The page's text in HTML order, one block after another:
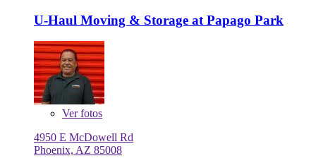
U-Haul Moving & Storage at Papago Park
Verfotos
4950 E McDowell Rd
Phoenix, AZ 85008